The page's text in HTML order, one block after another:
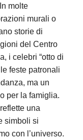
molte
murali o
storie di
del Centro
i celebri “otto di
feste patronali
ma un
per la famiglia.
una
simboli si
con l’universo.